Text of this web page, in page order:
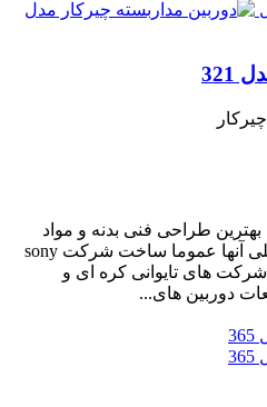
بهترین طراحی فنی بدنه و مواد
ساخته شده است و بردهای داخلی آنها عموما ساخت شرکت sony
شرکت های تایوانی کره ای و
دوربین های...